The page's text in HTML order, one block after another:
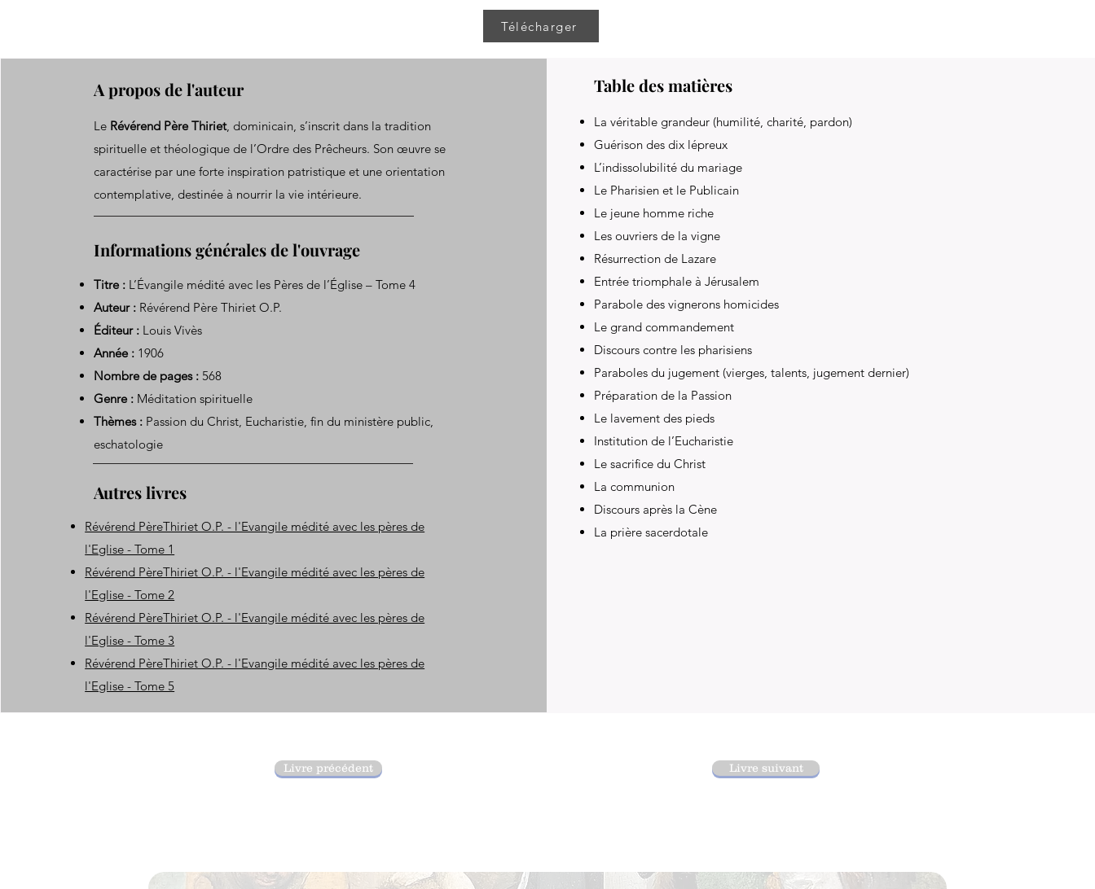
Télécharger
A propos de l'auteur
Le Révérend Père Thiriet, dominicain, s’inscrit dans la tradition
spirituelle et théologique de l’Ordre des Prêcheurs. Son œuvre se
caractérise par une forte inspiration patristique et une orientation
contemplative, destinée à nourrir la vie intérieure.
Informations générales de l'ouvrage
Titre : L’Évangile médité avec les Pères de l’Église – Tome 4
Auteur : Révérend Père Thiriet O.P.
Éditeur : Louis Vivès
Année : 1906
Nombre de pages : 568
Genre : Méditation spirituelle
Thèmes : Passion du Christ, Eucharistie, fin du ministère public,
eschatologie
Autres livres
Révérend PèreThiriet O.P. - l'Evangile médité avec les pères de
l'Eglise - Tome 1
Révérend PèreThiriet O.P. - l'Evangile médité avec les pères de
l'Eglise - Tome 2
Révérend PèreThiriet O.P. - l'Evangile médité avec les pères de
l'Eglise - Tome 3
Révérend PèreThiriet O.P. - l'Evangile médité avec les pères de
l'Eglise - Tome 5
Table des matières
La véritable grandeur (humilité, charité, pardon)
Guérison des dix lépreux
L’indissolubilité du mariage
Le Pharisien et le Publicain
Le jeune homme riche
Les ouvriers de la vigne
Résurrection de Lazare
Entrée triomphale à Jérusalem
Parabole des vignerons homicides
Le grand commandement
Discours contre les pharisiens
Paraboles du jugement (vierges, talents, jugement dernier)
Préparation de la Passion
Le lavement des pieds
Institution de l’Eucharistie
Le sacrifice du Christ
La communion
Discours après la Cène
La prière sacerdotale
Livre précédent Livre suivant